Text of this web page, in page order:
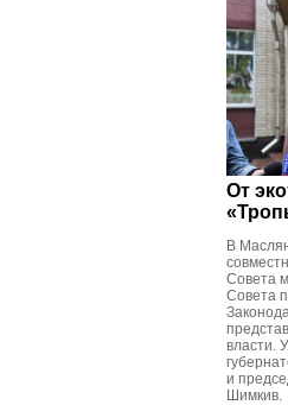
От
В
Совета
Совета
власти.
и
Шимкив.